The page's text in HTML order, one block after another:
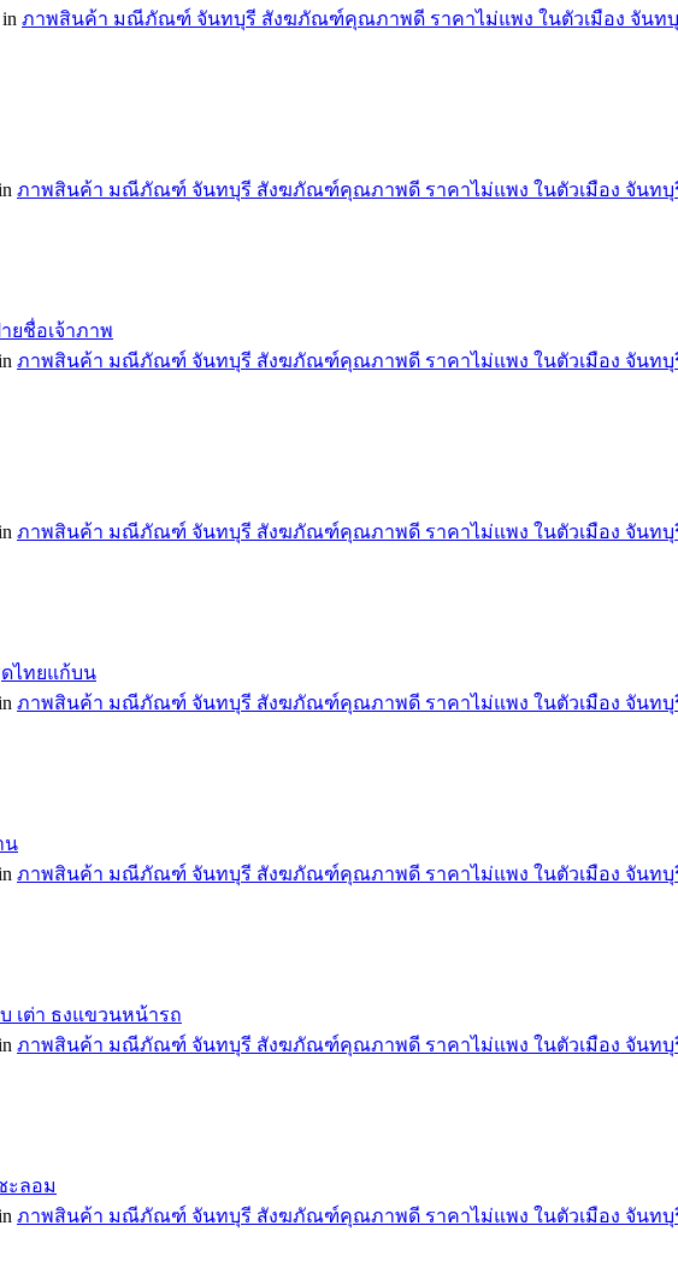
ภาพสินค้า มณีภัณฑ์ จันทบุรี สังฆภัณฑ์คุณภาพดี ราคาไม่แพง ในตัวเมือง จันท
ภาพสินค้า มณีภัณฑ์ จันทบุรี สังฆภัณฑ์คุณภาพดี ราคาไม่แพง ในตัวเมือง จันทบุ
ยชื่อเจ้าภาพ
ภาพสินค้า มณีภัณฑ์ จันทบุรี สังฆภัณฑ์คุณภาพดี ราคาไม่แพง ในตัวเมือง จันทบุ
ภาพสินค้า มณีภัณฑ์ จันทบุรี สังฆภัณฑ์คุณภาพดี ราคาไม่แพง ในตัวเมือง จันทบุ
ไทยแก้บน
ภาพสินค้า มณีภัณฑ์ จันทบุรี สังฆภัณฑ์คุณภาพดี ราคาไม่แพง ในตัวเมือง จันทบุ
น
ภาพสินค้า มณีภัณฑ์ จันทบุรี สังฆภัณฑ์คุณภาพดี ราคาไม่แพง ในตัวเมือง จันทบุ
เต่า ธงแขวนหน้ารถ
ภาพสินค้า มณีภัณฑ์ จันทบุรี สังฆภัณฑ์คุณภาพดี ราคาไม่แพง ในตัวเมือง จันทบุ
ะลอม
ภาพสินค้า มณีภัณฑ์ จันทบุรี สังฆภัณฑ์คุณภาพดี ราคาไม่แพง ในตัวเมือง จันทบุ